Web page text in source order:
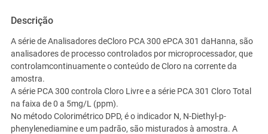
Descrição
A série de Analisadores deCloro PCA 300 ePCA 301 daHanna, são
analisadores de processo controlados por microprocessador, que
controlamcontinuamente o conteúdo de Cloro na corrente da
amostra.
A série PCA 300 controla Cloro Livre e a série PCA 301 Cloro Total
na faixa de 0 a 5mg/L (ppm).
No método Colorimétrico DPD, é o indicador N, N-Diethyl-p-
phenylenediamine e um padrão, são misturados à amostra. A